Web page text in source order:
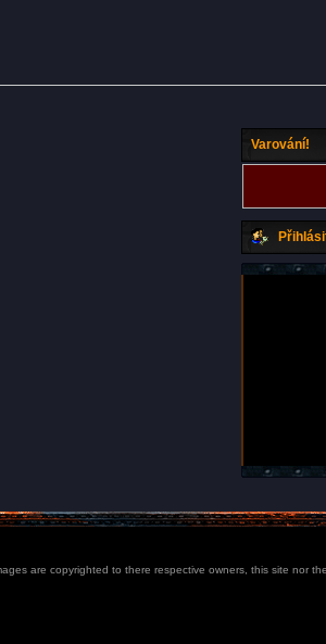
Varování!
are copyrighted to there respective owners, this site nor